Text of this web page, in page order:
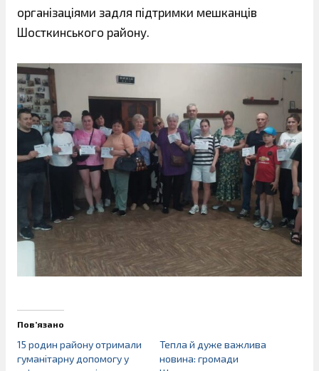
організаціями задля підтримки мешканців
Шосткинського району.
Пов’язано
15 родин району отримали
гуманітарну допомогу у
Тепла й дуже важлива
новина: громади